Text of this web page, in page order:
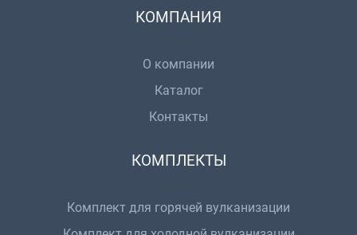
КОМПАНИЯ
О компании
Каталог
Контакты
КОМПЛЕКТЫ
Комплект для горячей вулканизации